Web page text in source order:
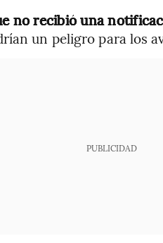
no recibió una
un peligro para los
PUBLICIDAD